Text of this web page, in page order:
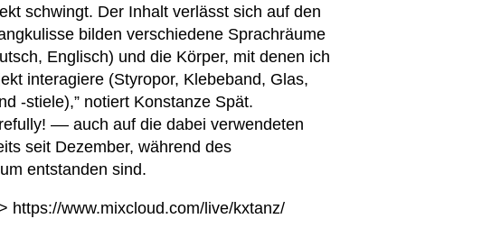
schwingt. Der Inhalt verlässt sich auf den
bilden verschiedene Sprachräume
Englisch) und die Körper, mit denen ich
interagiere (Styropor, Klebeband, Glas,
-stiele),” notiert Konstanze Spät.
–– auch auf die dabei verwendeten
seit Dezember, während des
entstanden sind.
https://www.mixcloud.com/live/kxtanz/